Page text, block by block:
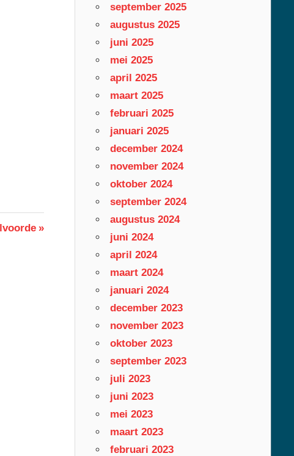
september 2025
augustus 2025
juni 2025
mei 2025
april 2025
maart 2025
februari 2025
januari 2025
december 2024
november 2024
oktober 2024
september 2024
augustus 2024
juni 2024
april 2024
maart 2024
januari 2024
december 2023
november 2023
oktober 2023
september 2023
juli 2023
juni 2023
mei 2023
maart 2023
februari 2023